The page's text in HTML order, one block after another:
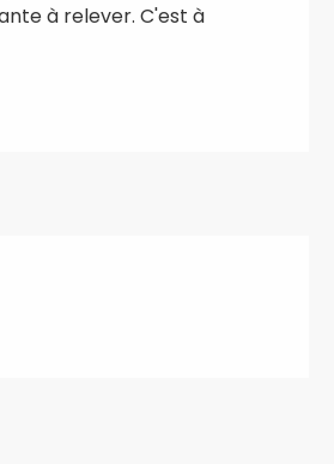
à relever. C'est à